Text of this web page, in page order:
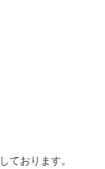
ております。